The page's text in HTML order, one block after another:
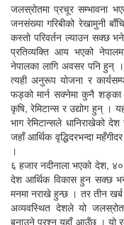
जलस्रोतमा प्रचूर सम्भावना
जनसंख्या गरिबीको रेखामुनी
कस्तो परिवर्तन ल्याउन सक्छ
प्रतिव्यक्ति आय भएको
नेपालका लागि अवसर पनि हुन्
त्यही अनुरूप योजना र
फड्को मार्न सक्नेमा कुनै
कृषि, रेमिटान्स र उद्योग हुन् ।
भाग रेमिटान्सले धानिराखेको
जहाँ आर्थिक वृद्धिदरभन्दा
।
६ हजार नदीनाला भएको देश, ४०
देश आर्थिक विकास हुन सक्छ
मनमा नराखे हुन्छ । तर तीन
अव्यवस्थित देशले यो
बनाउने प्रश्न यहाँ आउँछ । यो